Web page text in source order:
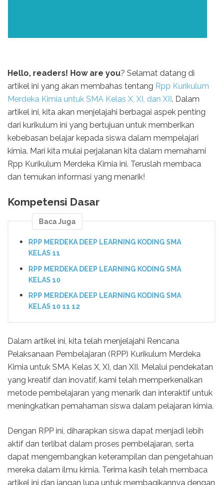
Hello, readers! How are you? Selamat datang di
artikel ini yang akan membahas tentang Rpp Kurikulum
Merdeka Kimia untuk SMA Kelas X, XI, dan XII . Dalam
artikel ini, kita akan menjelajahi berbagai aspek penting
dari kurikulum ini yang bertujuan untuk memberikan
kebebasan belajar kepada siswa dalam mempelajari
kimia. Mari kita mulai perjalanan kita dalam memahami
Rpp Kurikulum Merdeka Kimia ini. Teruslah membaca
dan temukan informasi yang menarik!
Kompetensi Dasar
Baca Juga
RPP MERDEKA DEEP LEARNING KODING SMA
KELAS 11
RPP MERDEKA DEEP LEARNING KODING SMA
KELAS 10
RPP MERDEKA DEEP LEARNING KODING SMA
KELAS 10 11 12
Dalam artikel ini, kita telah menjelajahi Rencana
Pelaksanaan Pembelajaran (RPP) Kurikulum Merdeka
Kimia untuk SMA Kelas X, XI, dan XII. Melalui pendekatan
yang kreatif dan inovatif, kami telah memperkenalkan
metode pembelajaran yang menarik dan interaktif untuk
meningkatkan pemahaman siswa dalam pelajaran kimia.
Dengan RPP ini, diharapkan siswa dapat menjadi lebih
aktif dan terlibat dalam proses pembelajaran, serta
dapat mengembangkan keterampilan dan pengetahuan
mereka dalam ilmu kimia. Terima kasih telah membaca
artikel ini dan jangan lupa untuk membagikannya dengan